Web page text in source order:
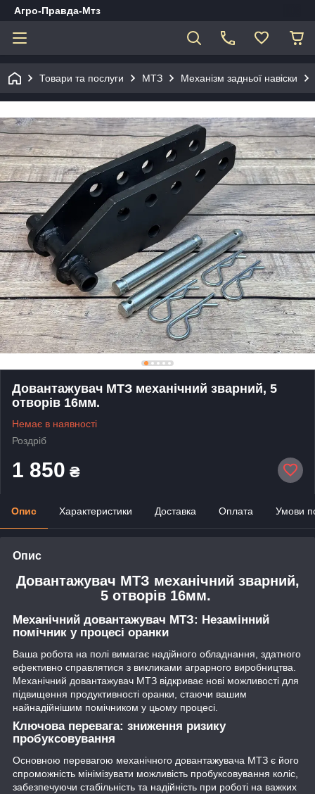
Агро-Правда-Мтз
Товари та послуги МТЗ Механізм задньої навіски
Довантажувач МТЗ механічний зварний, 5
отворів 16мм.
Немає в наявності
Роздріб
1 850 ₴
Опис Характеристики Доставка Оплата Умови
Опис
Довантажувач МТЗ механічний зварний,
5 отворів 16мм.
Механічний довантажувач МТЗ: Незамінний
помічник у процесі оранки
Ваша робота на полі вимагає надійного обладнання, здатного
ефективно справлятися з викликами аграрного виробництва.
Механічний довантажувач МТЗ відкриває нові можливості для
підвищення продуктивності оранки, стаючи вашим
найнадійнішим помічником у цьому процесі.
Ключова перевага: зниження ризику
пробуксовування
Основною перевагою механічного довантажувача МТЗ є його
спроможність мінімізувати можливість пробуксовування коліс,
забезпечуючи стабільність та надійність при роботі на важких